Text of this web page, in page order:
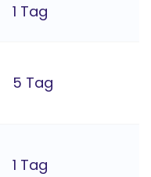
1 Tag
5 Tag
1 Tag